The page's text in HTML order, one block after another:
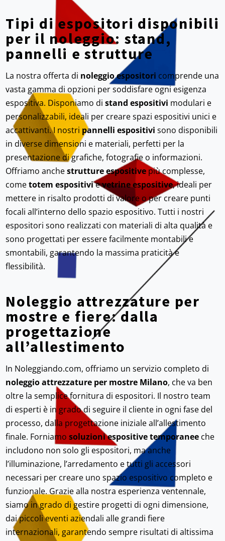
Tipi di espositori disponibili
per il noleggio: stand,
pannelli e strutture
La nostra offerta di noleggio espositori comprende una
vasta gamma di opzioni per soddisfare ogni esigenza
espositiva. Disponiamo distand espositivi modulari e
personalizzabili, ideali per creare spazi espositivi unici e
accattivanti. I nostri pannelli espositivi sono disponibili
in diverse dimensioni e materiali, perfetti per la
presentazione di grafiche, fotografie o informazioni.
Offriamo anchestrutture espositive più complesse,
cometotem espositivievetrine espositive, ideali per
mettere in risalto prodotti di valore o per creare punti
focali all’interno dello spazio espositivo. Tutti i nostri
espositori sono realizzati con materiali di alta qualità e
sono progettati per essere facilmente montabili e
smontabili, garantendo la massima praticità e
flessibilità.
Noleggio attrezzature per
mostre e fiere: dalla
progettazione
all’allestimento
In Noleggiando.com, offriamo un servizio completo di
noleggio attrezzature per mostre Milano, che va ben
oltre la semplice fornitura di espositori. Il nostro team
di esperti è in grado di seguire il cliente in ogni fase del
processo, dalla progettazione iniziale all’allestimento
finale. Forniamosoluzioni espositive temporanee che
includono non solo gli espositori, ma anche
l’illuminazione, l’arredamento e tutti gli accessori
necessari per creare uno spazio espositivo completo e
funzionale. Grazie alla nostra esperienza ventennale,
siamo in grado di gestire progetti di ogni dimensione,
dai piccoli eventi aziendali alle grandi fiere
internazionali, garantendo sempre risultati di altissima